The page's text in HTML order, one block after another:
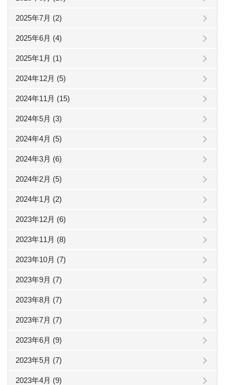
2025年7月 (2)
2025年6月 (4)
2025年1月 (1)
2024年12月 (5)
2024年11月 (15)
2024年5月 (3)
2024年4月 (5)
2024年3月 (6)
2024年2月 (5)
2024年1月 (2)
2023年12月 (6)
2023年11月 (8)
2023年10月 (7)
2023年9月 (7)
2023年8月 (7)
2023年7月 (7)
2023年6月 (9)
2023年5月 (7)
2023年4月 (9)